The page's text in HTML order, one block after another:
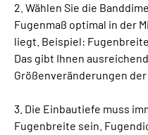
2. Wählen Sie die
Fugenmaß optimal in der
liegt. Beispiel:
Das gibt Ihnen
Größenveränderungen der
3. Die Einbautiefe muss
Fugenbreite sein.